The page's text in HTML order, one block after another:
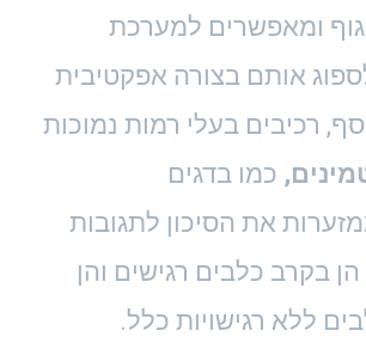
ומאפשרים למערכת
אותם בצורה אפקטיבית
רכיבים בעלי רמות נמוכות
כמו בדגים
את הסיכון לתגובות
הן בקרב כלבים רגישים והן
ללא רגישויות כלל.